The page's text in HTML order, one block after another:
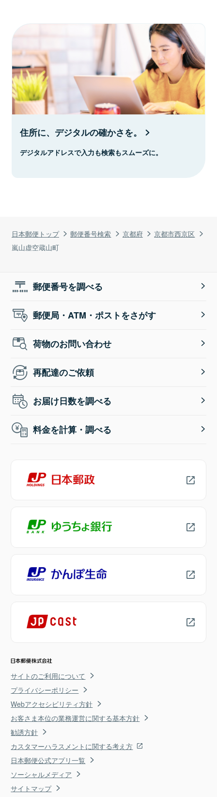
日本郵便トップ 郵便番号検索 京都府
京都市西京区
嵐山虚空蔵山町
住所に、デジタルの確かさを。
デジタルアドレスで入力も検索もスムーズに。
郵便番号を調べる
郵便局・ATM・ポストをさがす
荷物のお問い合わせ
再配達のご依頼
お届け日数を調べる
料金を計算・調べる
サイトのご利用について
プライバシーポリシー
Webアクセシビリティ方針
お客さま本位の業務運営に関する基本方針
勧誘方針
カスタマーハラスメントに関する考え方
日本郵便公式アプリ一覧
ソーシャルメディア
サイトマップ